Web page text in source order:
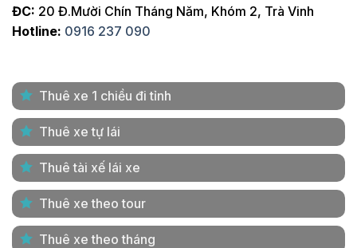
ĐC: 20 Đ.Mười Chín Tháng Năm, Khóm 2, Trà Vinh
Hotline: 0916 237 090
Thuê xe 1 chiều đi tỉnh
Thuê xe tự lái
Thuê tài xế lái xe
Thuê xe theo tour
Thuê xe theo tháng